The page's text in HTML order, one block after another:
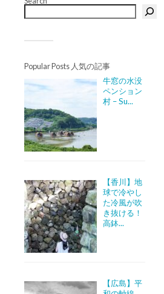
Popular Posts 人気の記事
牛窓の水没
ペンション
村 – Su...
【香川】地
球で冷やし
た冷風が吹
き抜ける！
高鉢...
【広島】平